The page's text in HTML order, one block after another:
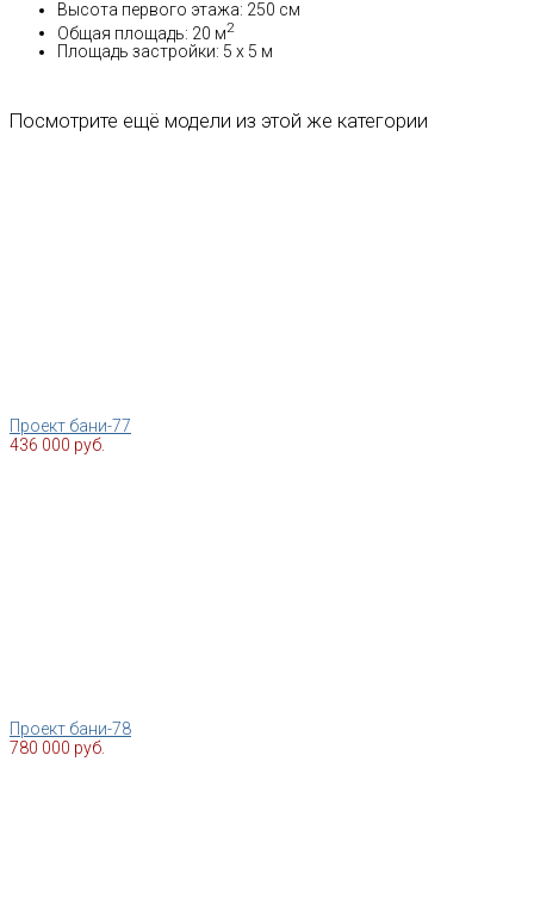
Высота первого этажа: 250 см
Общая площадь: 20 м2
Площадь застройки: 5 x 5 м
Посмотрите ещё модели из этой же категории
Проект бани-77
436 000 руб.
Проект бани-78
780 000 руб.